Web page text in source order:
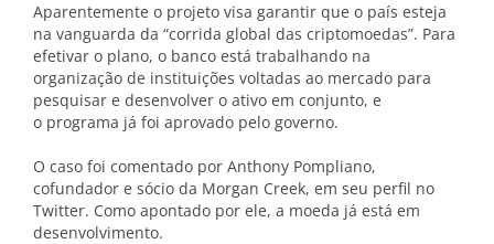
Aparentemente o projeto visa garantir que o país esteja
na vanguarda da “corrida global das criptomoedas”. Para
efetivar o plano, o banco está trabalhando na
organização de instituições voltadas ao mercado para
pesquisar e desenvolver o ativo em conjunto, e
o programa já foi aprovado pelo governo.
O caso foi comentado por Anthony Pompliano,
cofundador e sócio da Morgan Creek, em seu perfil no
Twitter. Como apontado por ele, a moeda já está em
desenvolvimento.